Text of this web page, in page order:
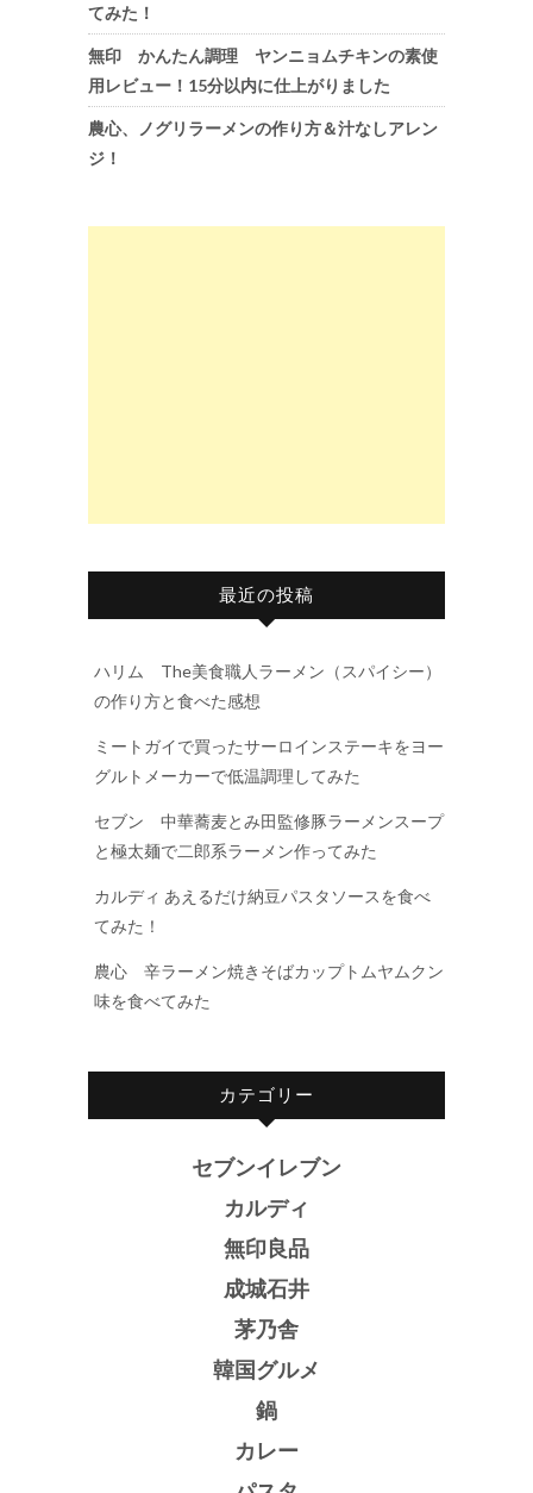
てみた！
無印 かんたん調理 ヤンニョムチキンの素使
用レビュー！15分以内に仕上がりました
農心、ノグリラーメンの作り方＆汁なしアレン
ジ！
最近の投稿
ハリム The美食職人ラーメン（スパイシー）
の作り方と食べた感想
ミートガイで買ったサーロインステーキをヨー
グルトメーカーで低温調理してみた
セブン 中華蕎麦とみ田監修豚ラーメンスープ
と極太麺で二郎系ラーメン作ってみた
カルディ あえるだけ納豆パスタソースを食べ
てみた！
農心 辛ラーメン焼きそばカップトムヤムクン
味を食べてみた
カテゴリー
セブンイレブン
カルディ
無印良品
成城石井
茅乃舎
韓国グルメ
鍋
カレー